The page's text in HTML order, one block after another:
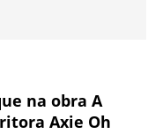
na obra A
Axie Oh